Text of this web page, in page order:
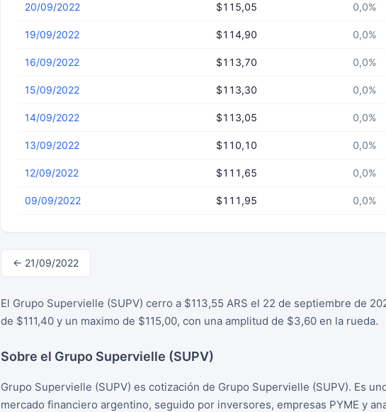
20/09/2022 $115,05 0,0%
19/09/2022 $114,90 0,0%
16/09/2022 $113,70 0,0%
15/09/2022 $113,30 0,0%
14/09/2022 $113,05 0,0%
13/09/2022 $110,10 0,0%
12/09/2022 $111,65 0,0%
09/09/2022 $111,95 0,0%
← 21/09/2022
El Grupo Supervielle (SUPV) cerro a $113,55 ARS el 22 de septiembre de
de $111,40 y un maximo de $115,00, con una amplitud de $3,60 en la rueda.
Sobre el Grupo Supervielle (SUPV)
Grupo Supervielle (SUPV) es cotización de Grupo Supervielle (SUPV). Es
mercado financiero argentino, seguido por inversores, empresas PYME y